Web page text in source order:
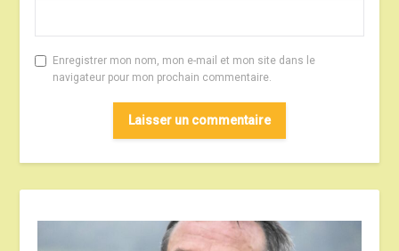
Enregistrer mon nom, mon e-mail et mon site dans le
navigateur pour mon prochain commentaire.